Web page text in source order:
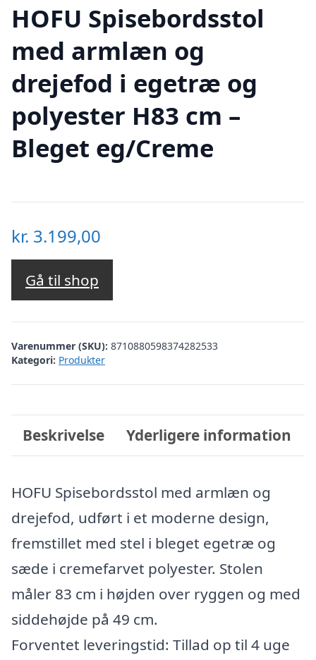
HOFU Spisebordsstol
med armlæn og
drejefod i egetræ og
polyester H83 cm –
Bleget eg/Creme
kr. 3.199,00
Gå til shop
Varenummer (SKU): 8710880598374282533
Kategori: Produkter
Beskrivelse Yderligere information
HOFU Spisebordsstol med armlæn og
drejefod, udført i et moderne design,
fremstillet med stel i bleget egetræ og
sæde i cremefarvet polyester. Stolen
måler 83 cm i højden over ryggen og med
siddehøjde på 49 cm.
Forventet leveringstid: Tillad op til 4 uge